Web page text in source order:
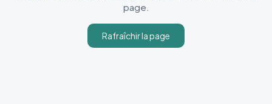
page.
Rafraîchir la page